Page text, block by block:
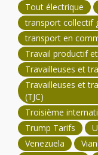
Tout électrique
transport collectif
transport en
Travail productif
Travailleuses et
Travailleuses et
(TJC)
Troisième
Trump Tarifs
Venezuela